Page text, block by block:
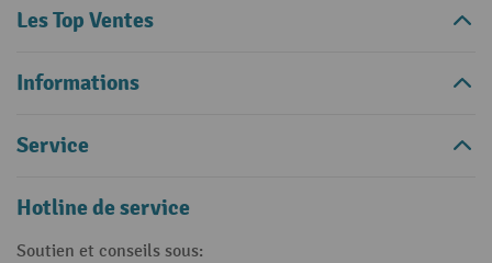
Les Top Ventes
Informations
Service
Hotline de service
Soutien et conseils sous: